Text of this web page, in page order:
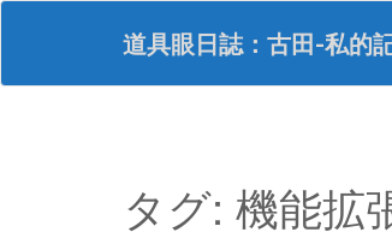
S
p
道具眼日誌：古田-私的
タグ: 機能拡